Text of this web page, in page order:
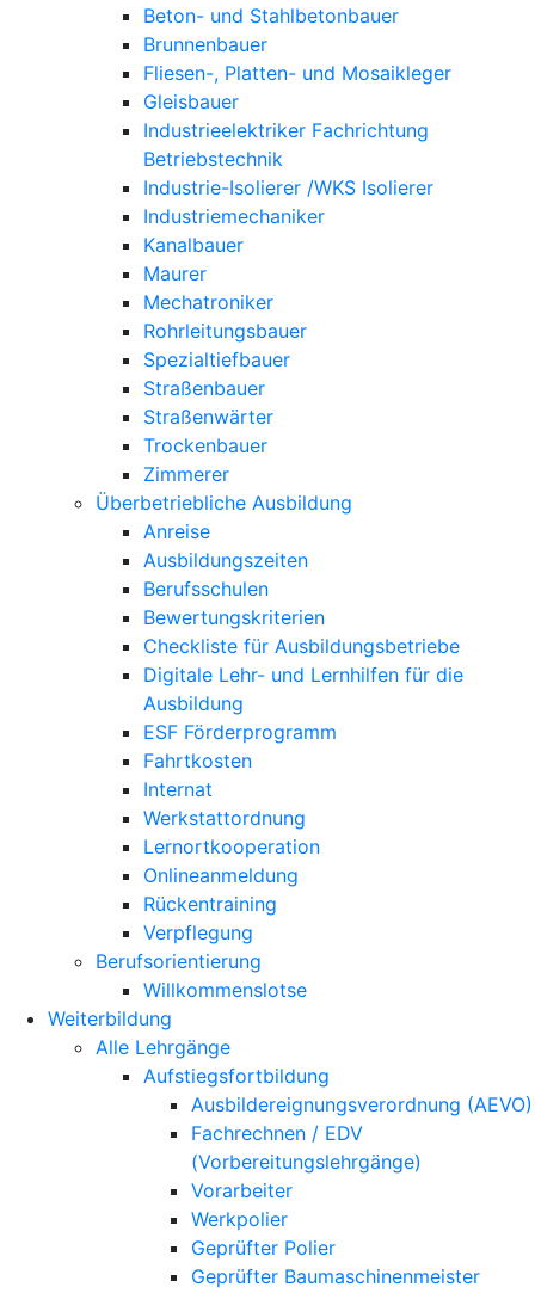
Beton- und Stahlbetonbauer
Brunnenbauer
Fliesen-, Platten- und Mosaikleger
Gleisbauer
Industrieelektriker Fachrichtung
Betriebstechnik
Industrie-Isolierer /WKS Isolierer
Industriemechaniker
Kanalbauer
Maurer
Mechatroniker
Rohrleitungsbauer
Spezialtiefbauer
Straßenbauer
Straßenwärter
Trockenbauer
Zimmerer
Überbetriebliche Ausbildung
Anreise
Ausbildungszeiten
Berufsschulen
Bewertungskriterien
Checkliste für Ausbildungsbetriebe
Digitale Lehr- und Lernhilfen für die
Ausbildung
ESF Förderprogramm
Fahrtkosten
Internat
Werkstattordnung
Lernortkooperation
Onlineanmeldung
Rückentraining
Verpflegung
Berufsorientierung
Willkommenslotse
Weiterbildung
Alle Lehrgänge
Aufstiegsfortbildung
Ausbildereignungsverordnung (AEVO)
Fachrechnen / EDV
(Vorbereitungslehrgänge)
Vorarbeiter
Werkpolier
Geprüfter Polier
Geprüfter Baumaschinenmeister